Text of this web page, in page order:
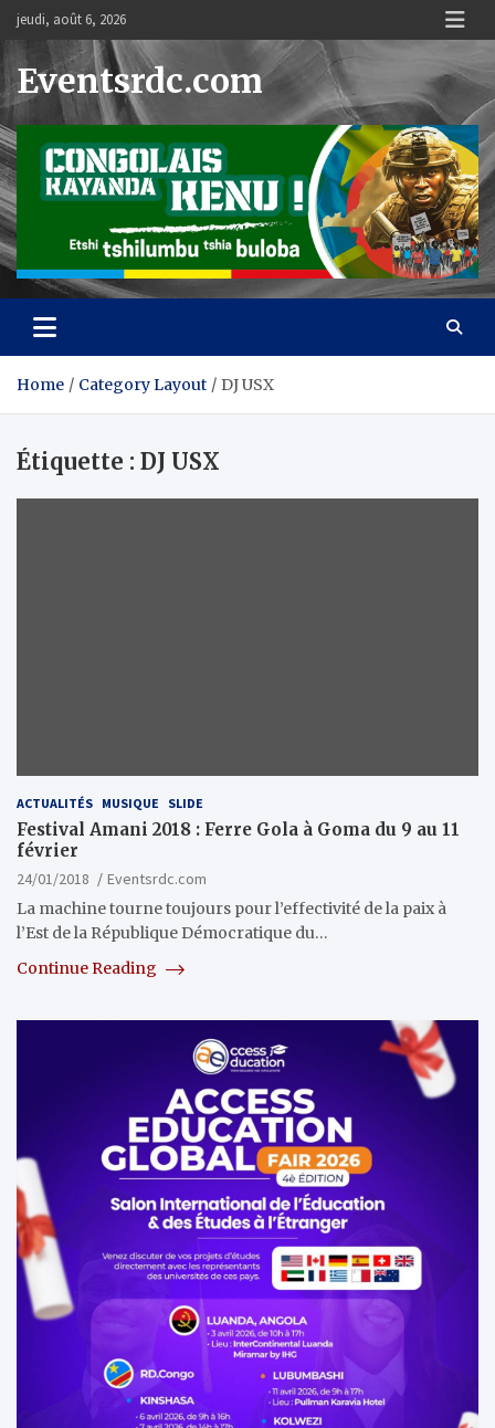
Skip
content
jeudi, août 6, 2026
Eventsrdc.com
Home Category Layout DJ USX
Étiquette : DJ USX
ACTUALITÉS MUSIQUE SLIDE
Festival Amani 2018 : Ferre Gola à Goma du 9 au 11
février
24/01/2018
Eventsrdc.com
La machine tourne toujours pour l’effectivité de la paix à
l’Est de la République Démocratique du…
Continue Reading